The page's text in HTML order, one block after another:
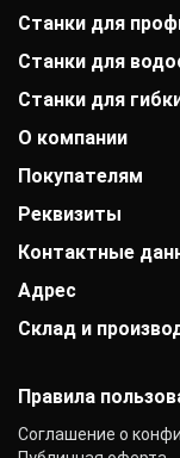
Станки для
Станки для
Станки для
О компании
История компании
Выставки
Заказчики
Вакансии
Контакты
Покупателям
Оплата
Гарантии
Акции
Статьи
Реквизиты
АО
Р/с:
К/с:
ОКПО: 40276717
Контактные
+7 (800) 333-41-10
info@mobiprof.ru
Пн.-Пт.: с 9:00 до
Адрес
Новосибирск, улица
Склад и
Правила
Соглашение о